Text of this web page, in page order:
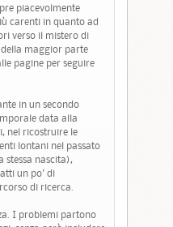
piacevolmente
carenti in quanto ad
verso il mistero di
maggior parte
pagine per seguire
in un secondo
data alla
nel ricostruire le
lontani nel passato
nascita),
un po' di
di ricerca.
I problemi partono